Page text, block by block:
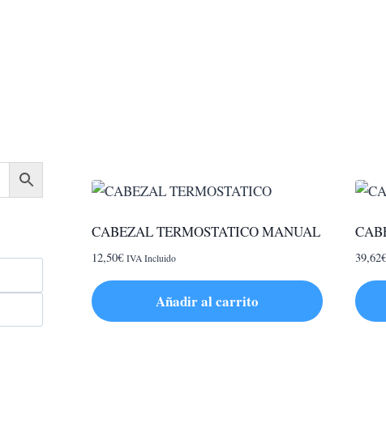
CABEZAL TERMOSTATICO MANUAL
12,50€ IVA Incluido
Añadir al carrito
39,62
máximo